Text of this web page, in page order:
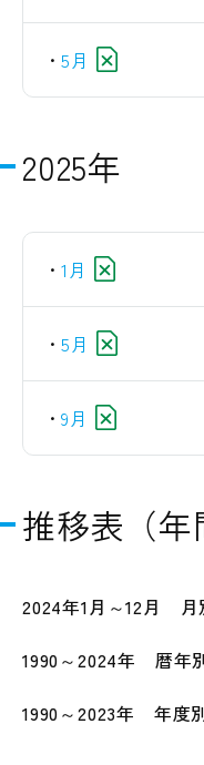
5月
2025年
1月
5月
9月
推移表（年
2024年1月～12月 月
1990～2024年 暦年
1990～2023年 年度